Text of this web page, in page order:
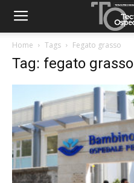
Home Tags Fegato grasso
Tag: fegato grasso